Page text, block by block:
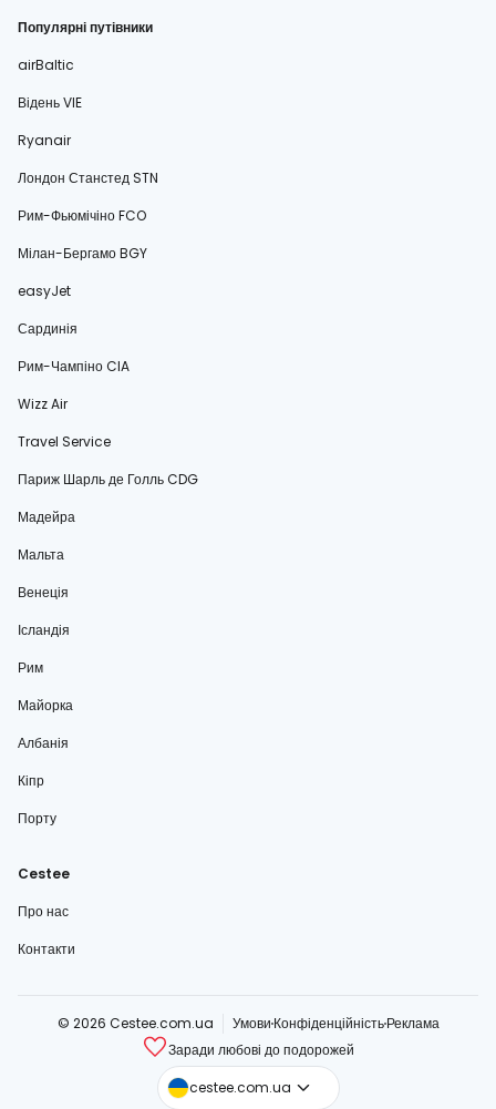
Популярні путівники
airBaltic
Відень VIE
Ryanair
Лондон Станстед STN
Рим-Фьюмічіно FCO
Мілан-Бергамо BGY
easyJet
Сардинія
Рим-Чампіно CIA
Wizz Air
Travel Service
Париж Шарль де Голль CDG
Мадейра
Мальта
Венеція
Ісландія
Рим
Майорка
Албанія
Кіпр
Порту
Cestee
Про нас
Контакти
© 2026 Cestee.com.ua УмовиКонфіденційністьРеклама
Заради любові до подорожей
cestee.com.ua
cestee.com